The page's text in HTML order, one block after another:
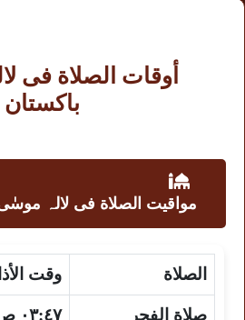
أوقات الصلاة فى
باكستان
مواقيت الصلاة فى لالہ
الصلاة وقت
صلاة الفجر ٠٣:٤٧ ص